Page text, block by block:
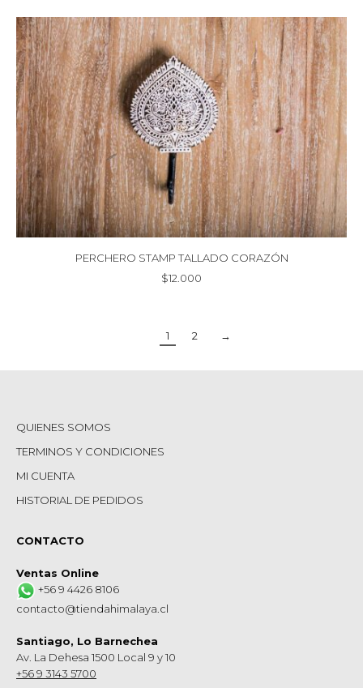
PERCHERO STAMP TALLADO CORAZÓN
$12.000
1 2 →
QUIENES SOMOS
TERMINOS Y CONDICIONES
MI CUENTA
HISTORIAL DE PEDIDOS
CONTACTO
Ventas Online
+56 9 4426 8106
contacto@tiendahimalaya.cl
Santiago, Lo Barnechea
Av. La Dehesa 1500 Local 9 y 10
+56 9 3143 5700